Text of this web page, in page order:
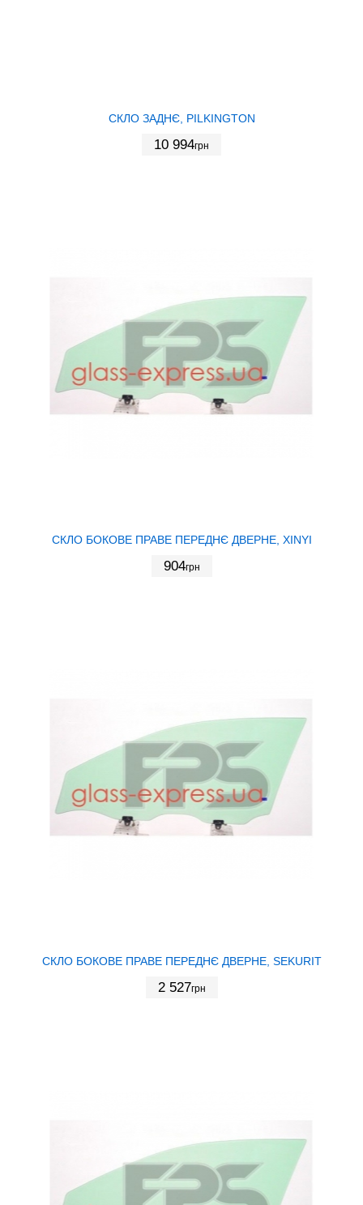
СКЛО ЗАДНЄ, PILKINGTON
10 994грн
СКЛО БОКОВЕ ПРАВЕ ПЕРЕДНЄ ДВЕРНЕ, XINYI
904грн
СКЛО БОКОВЕ ПРАВЕ ПЕРЕДНЄ ДВЕРНЕ, SEKURIT
2 527грн